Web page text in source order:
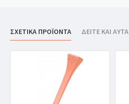
ΣΧΕΤΙΚΑ ΠΡΟΪΟΝΤΑ ΔΕΙΤΕ ΚΑΙ ΑΥΤΑ